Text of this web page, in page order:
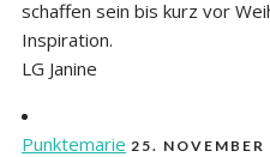
schaffen sein bis kurz vor
Inspiration.
LG Janine
Punktemarie 25.